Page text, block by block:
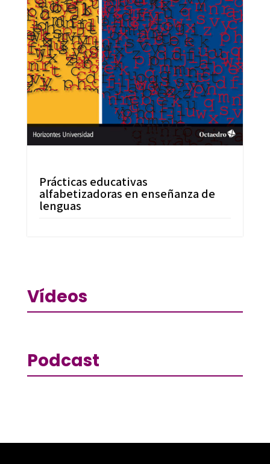
Prácticas educativas
alfabetizadoras en enseñanza de
lenguas
Vídeos
Podcast